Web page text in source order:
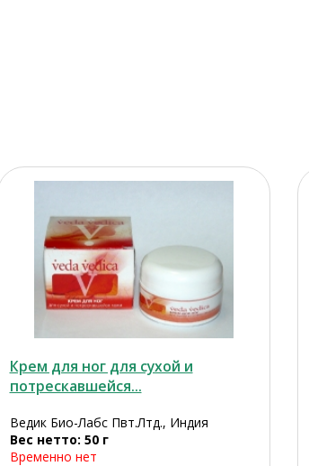
Крем для ног для сухой и
потрескавшейся...
Ведик Био-Лабс Пвт.Лтд., Индия
Вес нетто: 50 г
Временно нет